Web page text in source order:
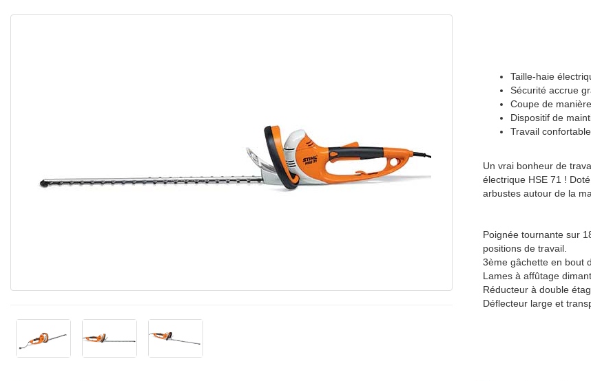
Taille-haie
Sécurité accrue
Coupe de
Dispositif de
Travail
Un vrai bonheur de
électrique HSE 71 !
arbustes autour de la
Poignée tournante sur
positions de travail.
3ème gâchette en bout
Lames à affûtage
Réducteur à double
Déflecteur large et